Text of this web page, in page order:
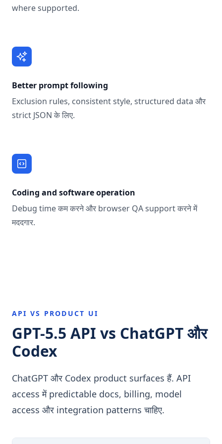
where supported.
Better prompt following
Exclusion rules, consistent style, structured data और
strict JSON के लिए.
Coding and software operation
Debug time कम करने और browser QA support करने में
मददगार.
API VS PRODUCT UI
GPT-5.5 API vs ChatGPT और
Codex
ChatGPT और Codex product surfaces हैं. API
access में predictable docs, billing, model
access और integration patterns चाहिए.